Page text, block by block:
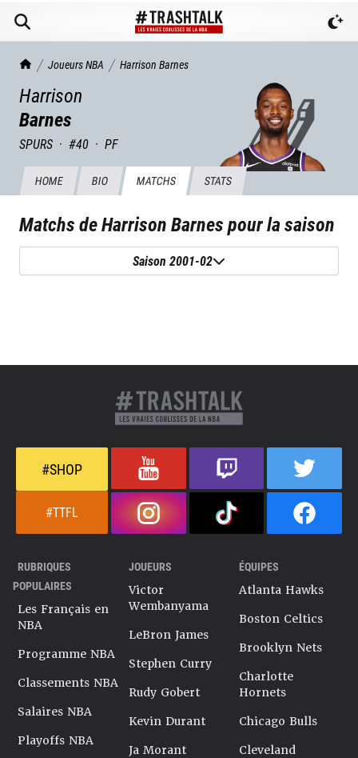
TrashTalk Actu NBA
Joueurs NBA Harrison Barnes
Harrison
Barnes
SPURS · #40 · PF
HOME BIO MATCHS STATS
Matchs deHarrison Barnespour la saison
Saison 2001-02
#SHOP
#TTFL
RUBRIQUES
POPULAIRES
Les Français en
NBA
Programme NBA
Classements NBA
Salaires NBA
Playoffs NBA
JOUEURS
Victor
Wembanyama
LeBron James
Stephen Curry
Rudy Gobert
Kevin Durant
Ja Morant
ÉQUIPES
Atlanta Hawks
Boston Celtics
Brooklyn Nets
Charlotte
Hornets
Chicago Bulls
Cleveland